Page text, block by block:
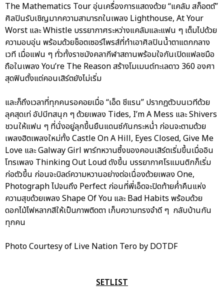
The Mathematics Tour อุ่นเครื่องการแสดงด้วย “แคลัม สก็อตต์”
ศิลปินรับเชิญมากความสามารถในเพลง Lighthouse, At Your
Worst และ Whistle บรรยากาศระหว่างแคลัมและแฟน ๆ เต็มไปด้วย
ความอบอุ่น พร้อมด้วยช็อตเซอร์ไพรส์ที่ทำเอาศิลปินน้ำตาแตกกลาง
เวที เมื่อแฟน ๆ ทั่วทั้งราชมังคลากีฬาสถานพร้อมใจกันเปิดแฟลชมือ
ถือในเพลง You’re The Reason สร้างโมเมนต์ทะเลดาว 360 องศา
สุดฟินตั้งแต่คอนเสิร์ตยังไม่เริ่ม
และก็ถึงเวลาที่ทุกคนรอคอยเมื่อ “เอ็ด ชีแรน” ปรากฏตัวบนเวทีด้วย
ลุคสุดเท่ อัปบีทสนุก ๆ ด้วยเพลง Tides, I’m A Mess และ Shivers
ชวนให้แฟน ๆ ที่นั่งอยู่ลุกขึ้นยืนแดนซ์กันกระหน่ำ ก่อนจะตามด้วย
เพลงฮิตเพลงใหม่ทั้ง Castle On A Hill, Eyes Closed, Give Me
Love และ Galway Girl พาร์ทหวานซึ้งของคอนเสิร์ตเริ่มขึ้นเมื่ออิน
โทรเพลง Thinking Out Loud ดังขึ้น บรรยากาศโรแมนติกก็เริ่ม
ก่อตัวขึ้น ก่อนจะบิลด์ความหวานอย่างต่อเนื่องด้วยเพลง One,
Photograph ไปจนถึง Perfect ก่อนที่พี่เอ็ดจะปิดท้ายค่ำคืนแห่ง
ความสุขด้วยเพลง Shape Of You และ Bad Habits พร้อมด้วย
ดอกไม้ไฟหลากสีให้เป็นภาพติดตา เก็บความทรงจำดี ๆ กลับบ้านกัน
ทุกคน
Photo Courtesy of Live Nation Tero by DOTDF
SETLIST